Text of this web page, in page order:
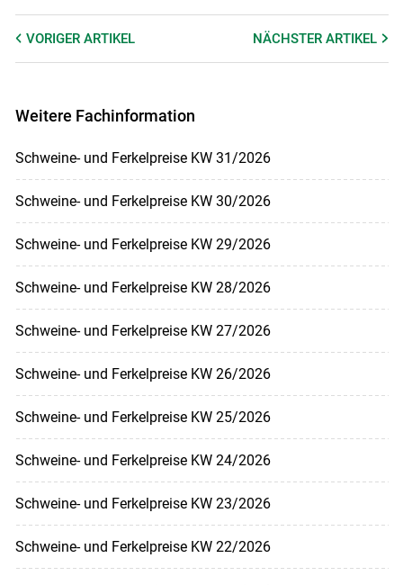
VORIGER ARTIKEL NÄCHSTERARTIKEL
Weitere Fachinformation
Schweine- und Ferkelpreise KW 31/2026
Schweine- und Ferkelpreise KW 30/2026
Schweine- und Ferkelpreise KW 29/2026
Schweine- und Ferkelpreise KW 28/2026
Schweine- und Ferkelpreise KW 27/2026
Schweine- und Ferkelpreise KW 26/2026
Schweine- und Ferkelpreise KW 25/2026
Schweine- und Ferkelpreise KW 24/2026
Schweine- und Ferkelpreise KW 23/2026
Schweine- und Ferkelpreise KW 22/2026